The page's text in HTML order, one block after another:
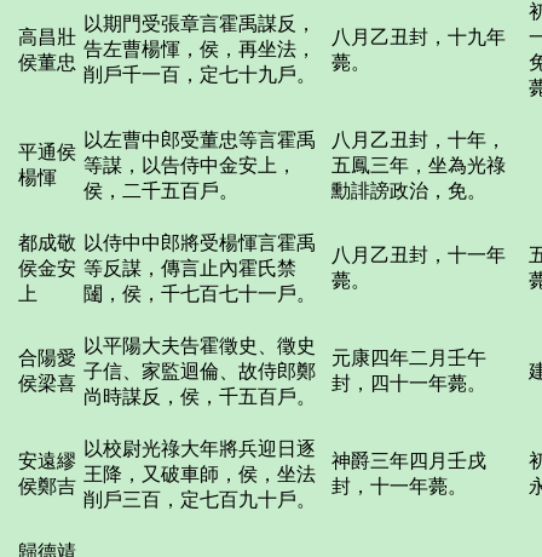
高昌壯
侯董忠
以期門受張章言霍禹謀反，
告左曹楊惲，侯，再坐法，
削戶千一百，定七十九戶。
八月乙丑封，十九年
薨。
平通侯
楊惲
以左曹中郎受董忠等言霍禹
等謀，以告侍中金安上，
侯，二千五百戶。
八月乙丑封，十年，
五鳳三年，坐為光祿
勳誹謗政治，免。
都成敬
侯金安
上
以侍中中郎將受楊惲言霍禹
等反謀，傳言止內霍氏禁
闥，侯，千七百七十一戶。
八月乙丑封，十一年
薨。
合陽愛
侯梁喜
以平陽大夫告霍徵史、徵史
子信、家監迴倫、故侍郎鄭
尚時謀反，侯，千五百戶。
元康四年二月壬午
封，四十一年薨。
安遠繆
侯鄭吉
以校尉光祿大年將兵迎日逐
王降，又破車師，侯，坐法
削戶三百，定七百九十戶。
神爵三年四月壬戌
封，十一年薨。
歸德靖